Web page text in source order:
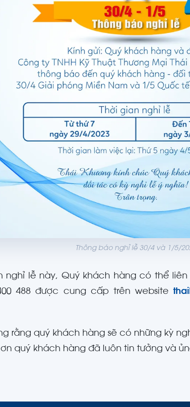
Thông báo nghỉ lễ 30/4 và 1/5/
nghỉ lễ này, Quý khách hàng có thể
488 được cung cấp trên website
rằng quý khách hàng sẽ có những kỳ
quý khách hàng đã luôn tin tưởng và